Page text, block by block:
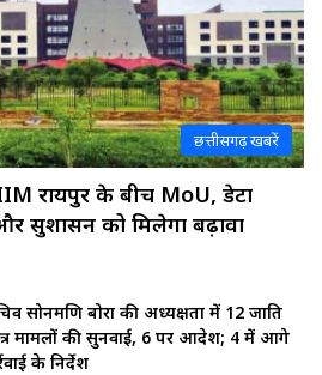
छत्तीसगढ़ खबरें
रायपुर के बीच MoU, डेटा
सुशासन को मिलेगा बढ़ावा
सोनमणि बोरा की अध्यक्षता में 12 जाति
पत्र मामलों की सुनवाई, 6 पर आदेश; 4 में आगे
के निर्देश